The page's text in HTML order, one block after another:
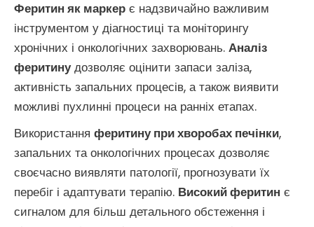
Феритин як маркер є надзвичайно важливим
інструментом у діагностиці та моніторингу
хронічних і онкологічних захворювань. Аналіз
феритинудозволяє оцінити запаси заліза,
активність запальних процесів, а також виявити
можливі пухлинні процеси на ранніх етапах.
Використання феритину при хворобах печінки,
запальних та онкологічних процесах дозволяє
своєчасно виявляти патології, прогнозувати їх
перебіг і адаптувати терапію. Високий феритин є
сигналом для більш детального обстеження і